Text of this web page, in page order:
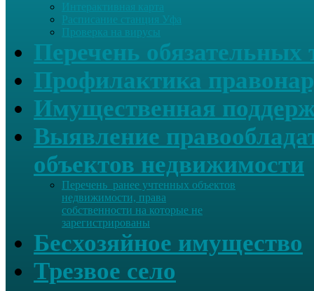
Интерактивная карта
Расписание станция Уфа
Проверка на вирусы
Перечень обязательных
Профилактика
Имущественная
Выявление
объектов недвижимости
Перечень ранее учтенных объектов
недвижимости, права
собственности на которые не
зарегистрированы
Бесхозяйное имущество
Трезвое село